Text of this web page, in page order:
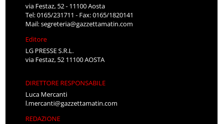
via Festaz, 52 - 11100 Aosta
Tel: 0165/231711 - Fax: 0165/1820141
Mail:segreteria@gazzettamatin.com
Editore
LG PRESSE S.R.L.
via Festaz, 52 11100 AOSTA
DIRETTORE RESPONSABILE
Luca Mercanti
l.mercanti@gazzettamatin.com
REDAZIONE